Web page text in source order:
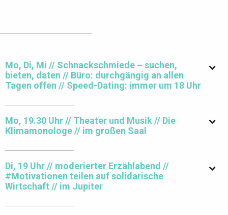
Mo, Di, Mi // Schnackschmiede – suchen,
bieten, daten // Büro: durchgängig an allen
Tagen offen // Speed-Dating: immer um 18 Uhr
Mo, 19.30 Uhr // Theater und Musik // Die
Klimamonologe // im großen Saal
Di, 19 Uhr // moderierter Erzählabend //
#Motivationen teilen auf solidarische
Wirtschaft // im Jupiter